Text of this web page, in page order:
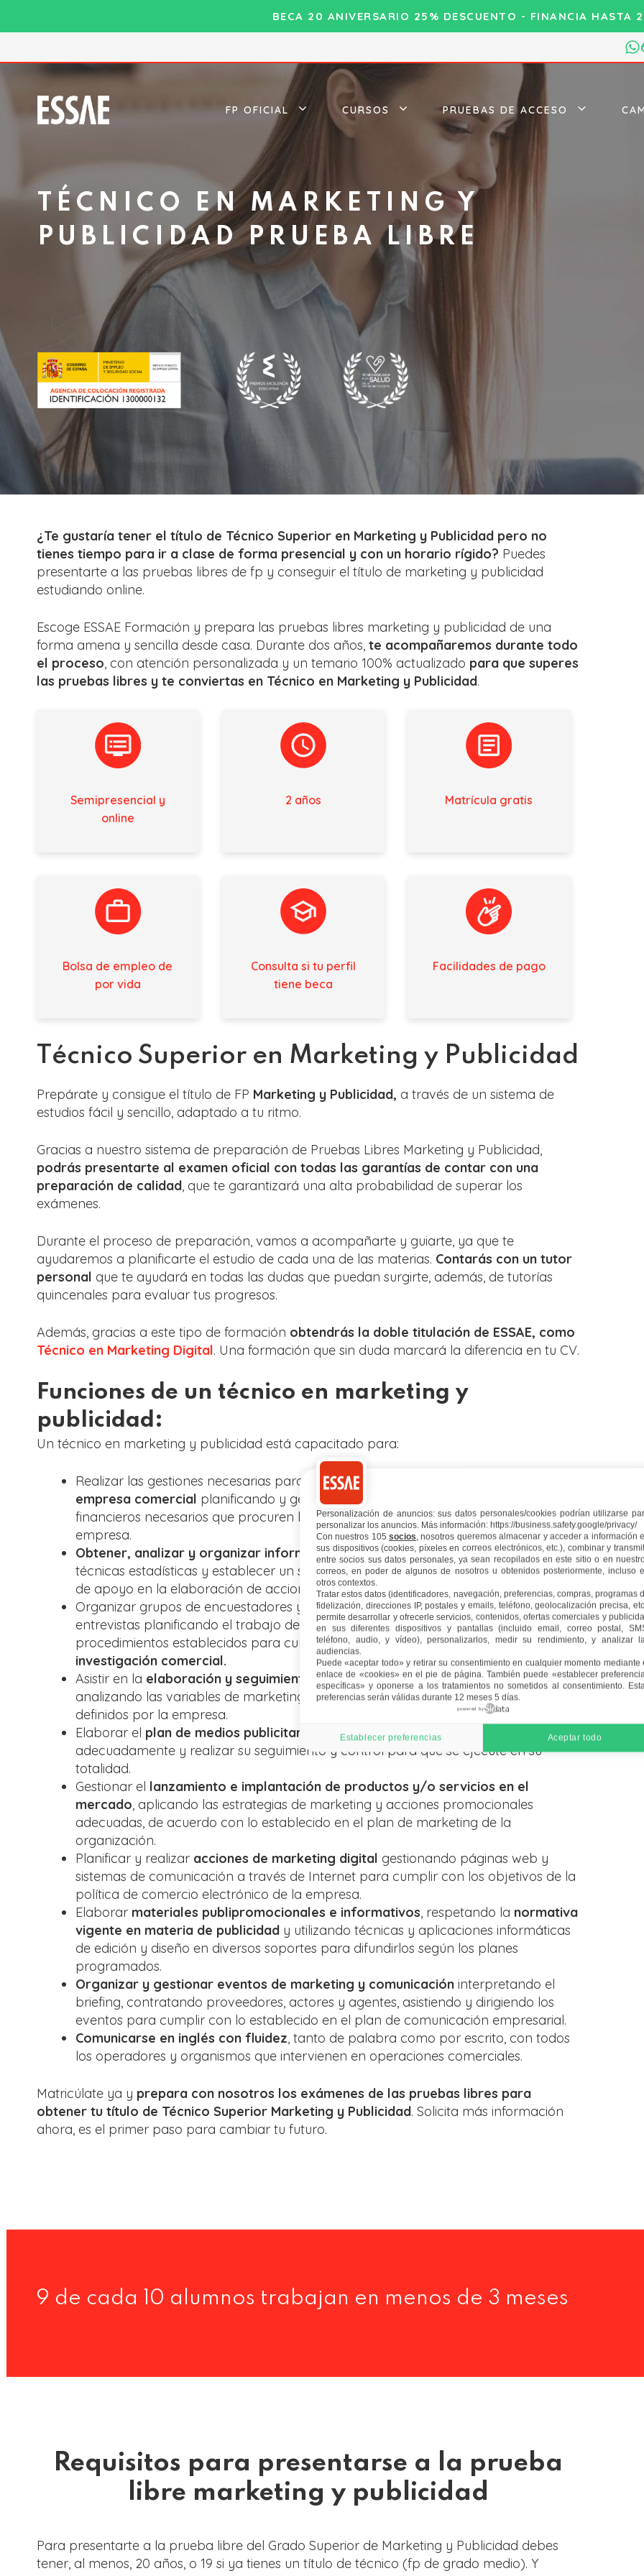
BECA 20 ANIVERSARIO 25% DESCUENTO - FINANCIA HASTA
FP OFICIAL CURSOS PRUEBAS DE ACCESO
TÉCNICO EN MARKETING Y
PUBLICIDAD PRUEBA LIBRE
¿Te gustaría tener el título de Técnico Superior en Marketing y Publicidad pero no
tienes tiempo para ir a clase de forma presencial y con un horario rígido? Puedes
presentarte a las pruebas libres de fp y conseguir el título de marketing y publicidad
estudiando online.
Escoge ESSAE Formación y prepara las pruebas libres marketing y publicidad de una
forma amena y sencilla desde casa. Durante dos años, te acompañaremos durante todo
el proceso, con atención personalizada y un temario 100% actualizado para que superes
las pruebas libres y te conviertas en Técnico en Marketing y Publicidad.
Semipresencial y
online
2 años Matrícula gratis
Bolsa de empleo de
por vida
Consulta si tu perfil
tiene beca
Facilidades de pago
Técnico Superior en Marketing y Publicidad
Prepárate y consigue el título de FP Marketing y Publicidad, a través de un sistema de
estudios fácil y sencillo, adaptado a tu ritmo.
Gracias a nuestro sistema de preparación de Pruebas Libres Marketing y Publicidad,
podrás presentarte al examen oficial con todas las garantías de contar con una
preparación de calidad, que te garantizará una alta probabilidad de superar los
exámenes.
Durante el proceso de preparación, vamos a acompañarte y guiarte, ya que te
ayudaremos a planificarte el estudio de cada una de las materias. Contarás con un tutor
personal que te ayudará en todas las dudas que puedan surgirte, además, de tutorías
quincenales para evaluar tus progresos.
Además, gracias a este tipo de formación obtendrás la doble titulación de ESSAE, como
Técnico en Marketing Digital. Una formación que sin duda marcará la diferencia en tu CV.
Funciones de un técnico en marketing y
publicidad:
Un técnico en marketing y publicidad está capacitado para:
Realizar las gestiones necesarias para la
constitución y puesta en marcha de una
empresa comercial planificando y gestionando la obtención de los recursos
financieros necesarios que procuren la rentabilidad económica y financiera de la
empresa.
Obtener, analizar y organizar información fiable de los mercadosaplicando
técnicas estadísticas y establecer un sistema de información eficaz (SIM), que sirva
de apoyo en la elaboración de acciones de marketing.
Organizar grupos de encuestadores y/o entrevistadores y realizar encuestas y/o
entrevistas planificando el trabajo de campo, utilizando las técnicas y
procedimientos establecidos para cumplir los objetivos fijados en elplan de
investigación comercial.
Asistir en la elaboración y seguimiento de las políticas y planes de marketing
analizando las variables de marketing mix para conseguir los objetivos comerciales
definidos por la empresa.
Elaborar el plan de medios publicitarios
de la empresa combinándolos
adecuadamente y realizar su seguimiento y control para que se ejecute en su
totalidad.
Gestionar el lanzamiento e implantación de productos y/o servicios en el
mercado, aplicando las estrategias de marketing y acciones promocionales
adecuadas, de acuerdo con lo establecido en el plan de marketing de la
organización.
Planificar y realizar acciones de marketing digital gestionando páginas web y
sistemas de comunicación a través de Internet para cumplir con los objetivos de la
política de comercio electrónico de la empresa.
Elaborar materiales publipromocionales e informativos, respetando la normativa
vigente en materia de publicidady utilizando técnicas y aplicaciones informáticas
de edición y diseño en diversos soportes para difundirlos según los planes
programados.
Organizar y gestionar eventos de marketing y comunicacióninterpretando el
briefing, contratando proveedores, actores y agentes, asistiendo y dirigiendo los
eventos para cumplir con lo establecido en el plan de comunicación empresarial.
Comunicarse en inglés con fluidez, tanto de palabra como por escrito, con todos
los operadores y organismos que intervienen en operaciones comerciales.
Matricúlate ya y prepara con nosotros los exámenes de las pruebas libres para
obtener tu título de Técnico Superior Marketing y Publicidad. Solicita más información
ahora, es el primer paso para cambiar tu futuro.
9 de cada 10 alumnos trabajan en menos de 3 meses
Requisitos para presentarse a la prueba
libre marketing y publicidad
Para presentarte a la prueba libre del Grado Superior de Marketing y Publicidad debes
tener, al menos, 20 años, o 19 si ya tienes un título de técnico (fp de grado medio). Y
Personalización de anuncios: sus datos personales/cookies podrían utilizarse
personalizar los anuncios. Más información: https://business.safety.google/privacy/
Con nuestros 105socios , nosotros queremos almacenar y acceder a información
sus dispositivos (cookies, píxeles en correos electrónicos, etc.), combinar y
entre socios sus datos personales, ya sean recopilados en este sitio o en
correos, en poder de algunos de nosotros u obtenidos posteriormente, incluso
otros contextos.
Tratar estos datos (identificadores, navegación, preferencias, compras, programas
fidelización, direcciones IP, postales y emails, teléfono, geolocalización precisa,
permite desarrollar y ofrecerle servicios, contenidos, ofertas comerciales y
en sus diferentes dispositivos y pantallas (incluido email, correo postal,
teléfono, audio, y vídeo), personalizarlos, medir su rendimiento, y analizar
audiencias.
Puede «aceptar todo» y retirar su consentimiento en cualquier momento mediante
enlace de «cookies» en el pie de página. También puede «establecer
específicas» y oponerse a los tratamientos no sometidos al consentimiento.
preferencias serán válidas durante 12 meses 5 días.
powered by
Establecer preferencias Aceptar todo